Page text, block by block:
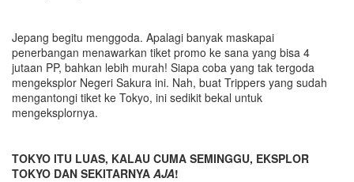
Jepang begitu menggoda. Apalagi banyak maskapai
penerbangan menawarkan tiket promo ke sana yang bisa 4
jutaan PP, bahkan lebih murah! Siapa coba yang tak tergoda
mengeksplor Negeri Sakura ini. Nah, buat Trippers yang sudah
mengantongi tiket ke Tokyo, ini sedikit bekal untuk
mengeksplornya.
TOKYO ITU LUAS, KALAU CUMA SEMINGGU, EKSPLOR
TOKYO DAN SEKITARNYA AJA!